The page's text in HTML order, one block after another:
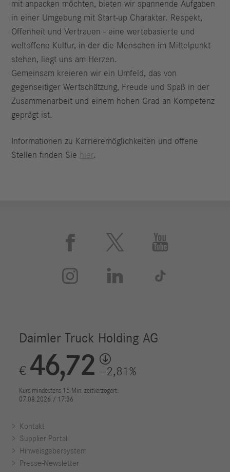
mit anpacken möchten, bieten wir spannende Aufgaben
in einer Umgebung mit Start-up Charakter. Respekt,
Offenheit und Vertrauen - eine wertebasierte und
weltoffene Kultur, in der die Menschen im Mittelpunkt
stehen, liegt uns am Herzen.
Gemeinsam kreieren wir ein Umfeld, das von
gegenseitiger Wertschätzung, Freude und Spaß in der
Zusammenarbeit und einem hohen Grad an Kompetenz
geprägt ist.
Informationen zu Karrieremöglichkeiten und offene
Stellen finden Sie hier.
 


 
Kontakt
Supplier Portal
Hinweisgebersystem
Presse-Newsletter